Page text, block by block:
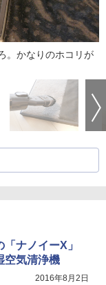
。かなりのホコリが
ナノイーX」
空気清浄機
2016年8月2日